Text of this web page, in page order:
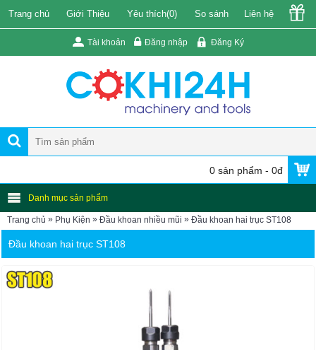
Trang chủ Giới Thiệu Yêu thích(0) So sánh Liên hệ
Tài khoản Đăng nhập Đăng Ký
0 sản phẩm - 0đ
Danh mục sản phẩm
Trang chủ » Phụ Kiện » Đầu khoan nhiều mũi » Đầu khoan hai trục ST108
Đầu khoan hai trục ST108